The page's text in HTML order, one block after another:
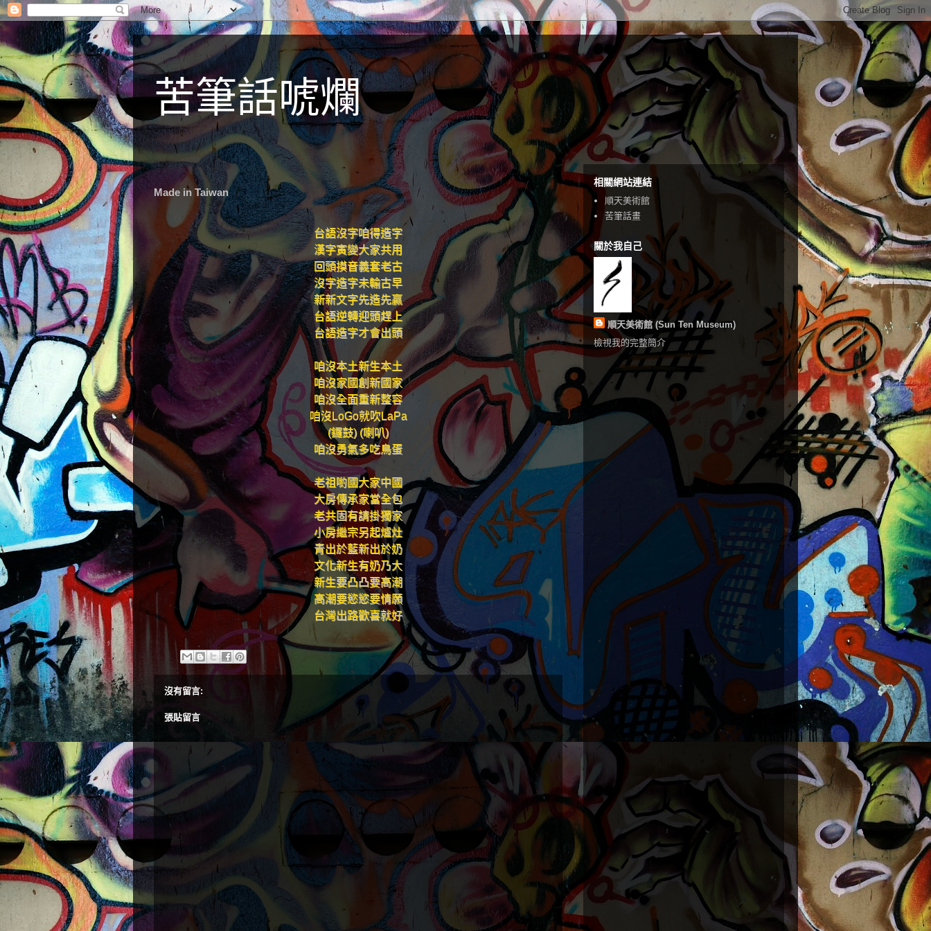
苦筆話唬爛
Made in Taiwan
台語沒字咱得造字
漢字寅變大家共用
回頭摸音義套老古
沒字造字未輸古早
新新文字先造先贏
台語逆轉迎頭趕上
台語造字才會出頭
咱沒本土新生本土
咱沒家國創新國家
咱沒全面重新整容
咱沒LoGo就吹LaPa
(鑼鼓) (喇叭)
咱沒勇氣多吃鳥蛋
老祖喲國大家中國
大房傳承家當全包
老共固有請掛獨家
小房繼宗另起爐灶
青出於藍新出於奶
文化新生有奶乃大
新生要凸凸要高潮
高潮要慾慾要情願
台灣出路歡喜就好
沒有留言:
張貼留言
相關網站連結
順天美術館
苦筆話畫
關於我自己
順天美術館 (Sun Ten Museum)
檢視我的完整簡介